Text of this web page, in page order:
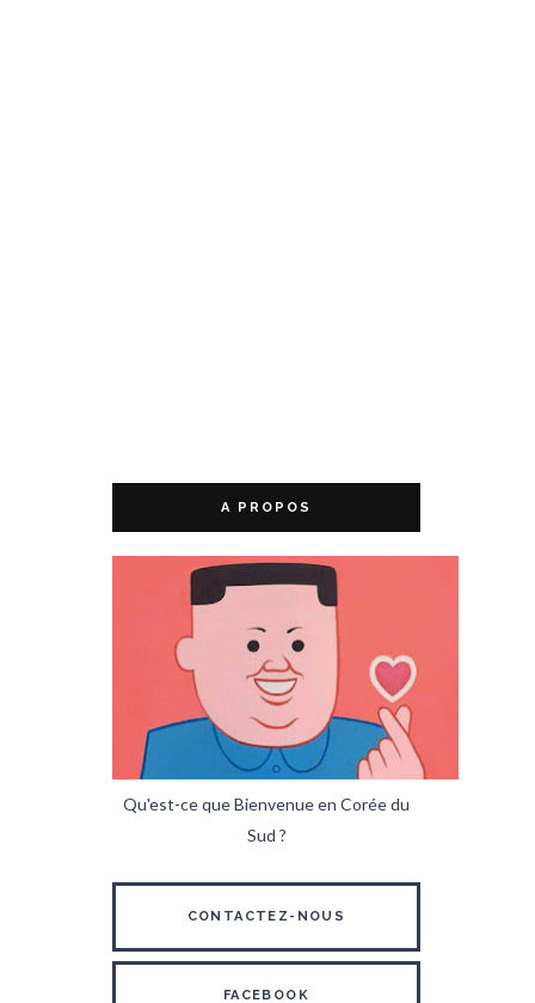
A PROPOS
Qu'est-ce que Bienvenue en Corée du
Sud ?
CONTACTEZ-NOUS
FACEBOOK